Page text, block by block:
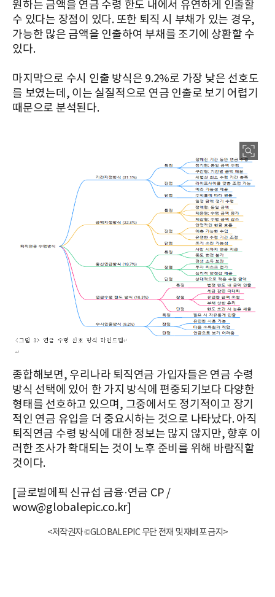
원하는 금액을 연금 수령 한도 내에서 유연하게 인출할
수 있다는 장점이 있다. 또한 퇴직 시 부채가 있는 경우,
가능한 많은 금액을 인출하여 부채를 조기에 상환할 수
있다.
마지막으로 수시 인출 방식은 9.2%로 가장 낮은 선호도
를 보였는데, 이는 실질적으로 연금 인출로 보기 어렵기
때문으로 분석된다.
종합해보면, 우리나라 퇴직연금 가입자들은 연금 수령
방식 선택에 있어 한 가지 방식에 편중되기보다 다양한
형태를 선호하고 있으며, 그중에서도 정기적이고 장기
적인 연금 유입을 더 중요시하는 것으로 나타났다. 아직
퇴직연금 수령 방식에 대한 정보는 많지 않지만, 향후 이
러한 조사가 확대되는 것이 노후 준비를 위해 바람직할
것이다.
[글로벌에픽 신규섭 금융·연금 CP /
wow@globalepic.co.kr]
<저작권자 ©GLOBALEPIC 무단 전재 및 재배포 금지>